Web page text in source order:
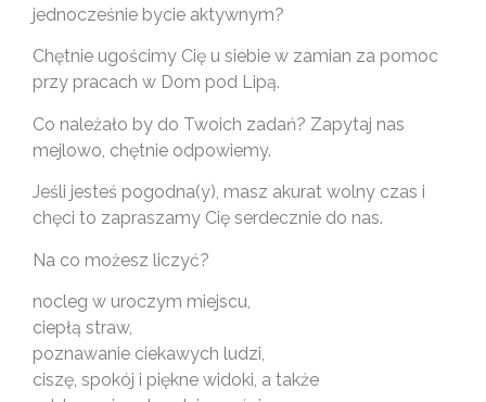
jednocześnie bycie aktywnym?
Chętnie ugościmy Cię u siebie w zamian za pomoc
przy pracach w Dom pod Lipą.
Co należało by do Twoich zadań? Zapytaj nas
mejlowo, chętnie odpowiemy.
Jeśli jesteś pogodna(y), masz akurat wolny czas i
chęci to zapraszamy Cię serdecznie do nas.
Na co możesz liczyć?
nocleg w uroczym miejscu,
ciepłą straw,
poznawanie ciekawych ludzi,
ciszę, spokój i piękne widoki, a także